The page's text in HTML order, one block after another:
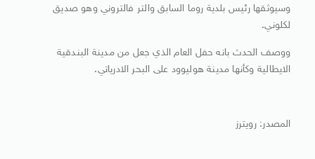
وسيوثقها رئيس بلدية روما السابق والتر فالتروني وهو صديق
لكلوني.
ووصف الحدث بانه حفل العام الذي جعل من مدينة البندقية
الايطالية وكأنها مدينة هوليوود على البحر الادرياتي.
المصدر: رويترز